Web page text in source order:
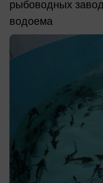
рыбоводных
водоема